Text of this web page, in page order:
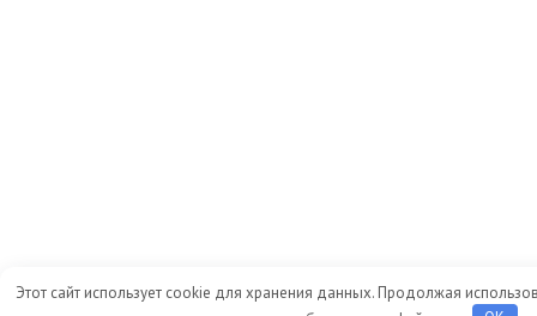
Этот сайт использует cookie для хранения данных. Продолжая